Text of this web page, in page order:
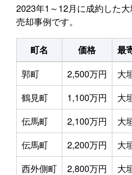
2023年1～12月に成約した
売却事例です。
町名 価格 最
郭町
2,500万円 大
鶴見町
1,100万円 大
伝馬町
2,100万円 大
伝馬町
2,200万円 大
西外側町
2,800万円 大